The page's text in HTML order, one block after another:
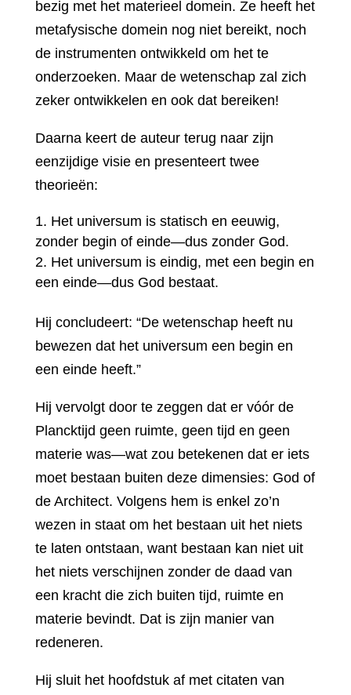
bezig met het materieel domein. Ze heeft het
metafysische domein nog niet bereikt, noch
de instrumenten ontwikkeld om het te
onderzoeken. Maar de wetenschap zal zich
zeker ontwikkelen en ook dat bereiken!
Daarna keert de auteur terug naar zijn
eenzijdige visie en presenteert twee
theorieën:
Het universum is statisch en eeuwig,
zonder begin of einde—dus zonder God.
Het universum is eindig, met een begin en
een einde—dus God bestaat.
Hij concludeert: “De wetenschap heeft nu
bewezen dat het universum een begin en
een einde heeft.”
Hij vervolgt door te zeggen dat er vóór de
Plancktijd geen ruimte, geen tijd en geen
materie was—wat zou betekenen dat er iets
moet bestaan buiten deze dimensies: God of
de Architect. Volgens hem is enkel zo’n
wezen in staat om het bestaan uit het niets
te laten ontstaan, want bestaan kan niet uit
het niets verschijnen zonder de daad van
een kracht die zich buiten tijd, ruimte en
materie bevindt. Dat is zijn manier van
redeneren.
Hij sluit het hoofdstuk af met citaten van